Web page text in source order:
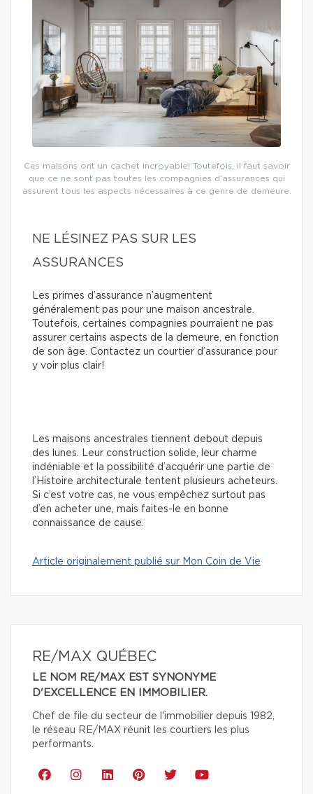
Ces maisons ont un cachet incroyable! Toutefois, il faut savoir
que ce ne sont pas toutes les compagnies d’assurances qui
assurent tous les aspects nécessaires à ce genre de demeure.
NE LÉSINEZ PAS SUR LES
ASSURANCES
Les primes d’assurance n’augmentent
généralement pas pour une maison ancestrale.
Toutefois, certaines compagnies pourraient ne pas
assurer certains aspects de la demeure, en fonction
de son âge. Contactez un courtier d’assurance pour
y voir plus clair!
Les maisons ancestrales tiennent debout depuis
des lunes. Leur construction solide, leur charme
indéniable et la possibilité d’acquérir une partie de
l’Histoire architecturale tentent plusieurs acheteurs.
Si c’est votre cas, ne vous empêchez surtout pas
d’en acheter une, mais faites-le en bonne
connaissance de cause.
Article originalement publié sur Mon Coin de Vie
RE/MAX QUÉBEC
LE NOM RE/MAX EST SYNONYME
D'EXCELLENCE EN IMMOBILIER.
Chef de file du secteur de l'immobilier depuis 1982,
le réseau RE/MAX réunit les courtiers les plus
performants.